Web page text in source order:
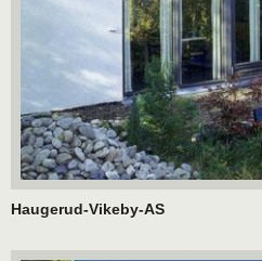
Haugerud-Vikeby-AS